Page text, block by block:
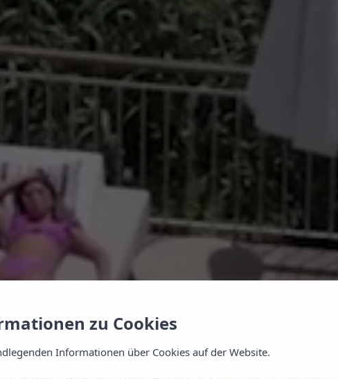
zu Cookies
Informationen über Cookies auf der Website.